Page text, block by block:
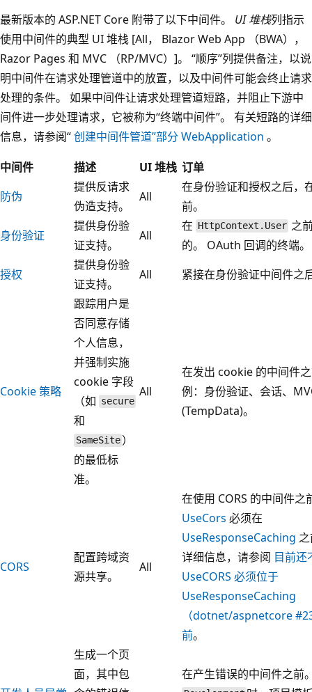
最新版本的 ASP.NET Core 附带了以下中间件。 UI 堆栈列指示
使用中间件的典型 UI 堆栈 [All， Blazor Web App （BWA），
Razor Pages 和 MVC （RP/MVC）]。 “顺序”列提供备注，以说
明中间件在请求处理管道中的放置，以及中间件可能会终止请求
处理的条件。 如果中间件让请求处理管道短路，并阻止下游中
间件进一步处理请求，它被称为“终端中间件”。 有关短路的详细
信息，请参阅“创建中间件管道”部分 WebApplication 。
中间件
描述 UI 堆栈 订单
防伪
提供反请求
伪造支持。
All
在身份验证和授权之后，
前。
身份验证
提供身份验
证支持。
All
在 HttpContext.User 之
的。 OAuth 回调的终端。
授权
提供身份验
证支持。
All 紧接在身份验证中间件之
Cookie 策略
跟踪用户是
否同意存储
个人信息，
并强制实施
cookie 字段
（如 secure
和
SameSite ）
的最低标
准。
All
在发出 cookie 的中间件
例：身份验证、会话、
(TempData)。
CORS
配置跨域资
源共享。
All
在使用 CORS 的中间件之
UseCors 必须在
UseResponseCaching
详细信息，请参阅 目前还
UseCORS 必须位于
UseResponseCaching
（dotnet/aspnetcore
前。
生成一个页
面，其中包
在产生错误的中间件之前